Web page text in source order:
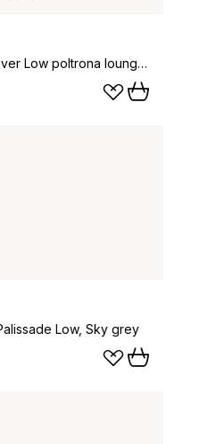
Palissade Cantilever Low poltrona lounge, Creme branco
Low, Sky grey